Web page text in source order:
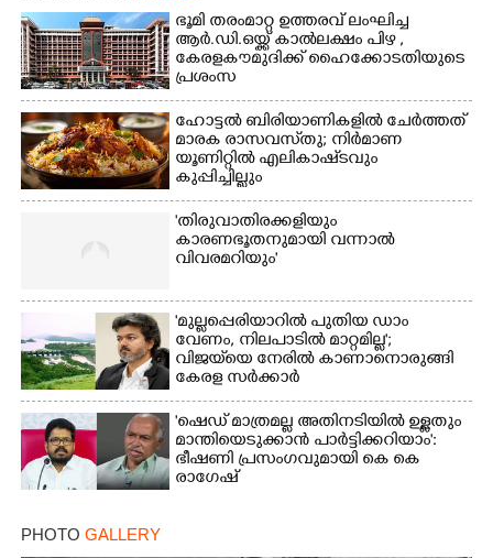
ഭൂമി തരംമാറ്റ ഉത്തരവ് ലംഘിച്ച
ആർ.ഡി.ഒയ്ക്ക് കാൽലക്ഷം പിഴ ,​
കേരളകൗമുദിക്ക് ഹൈക്കോടതിയുടെ
പ്രശംസ
ഹോട്ടൽ ബിരിയാണികളിൽ ചേർത്തത്
മാരക രാസവസ്‌തു; നിർമാണ
യൂണിറ്റിൽ എലികാഷ്‌ടവും
കുപ്പിച്ചില്ലും
'തിരുവാതിരക്കളിയും
കാരണഭൂതനുമായി വന്നാൽ
വിവരമറിയും '
'മുല്ലപ്പെരിയാറിൽ പുതിയ ഡാം
വേണം, നിലപാടിൽ മാറ്റമില്ല';
വിജയ്‌യെ നേരിൽ കാണാനൊരുങ്ങി
കേരള സർക്കാർ
'ഷെഡ് മാത്രമല്ല അതിനടിയിൽ ഉള്ളതും
മാന്തിയെടുക്കാൻ പാർട്ടിക്കറിയാം':
ഭീഷണി പ്രസംഗവുമായി കെ കെ
രാഗേഷ്
PHOTO GALLERY